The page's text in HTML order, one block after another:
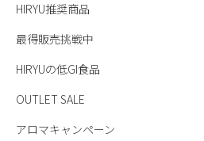
HIRYU推奨商品
最得販売挑戦中
HIRYUの低GI食品
OUTLET SALE
アロマキャンペーン